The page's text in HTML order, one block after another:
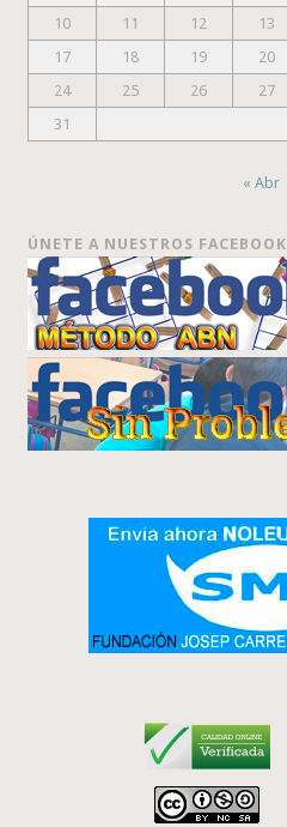
10
11 12 13
17
18 19 20
24
25 26 27
31
« Abr
ÚNETE A NUESTROS FACEBOOK